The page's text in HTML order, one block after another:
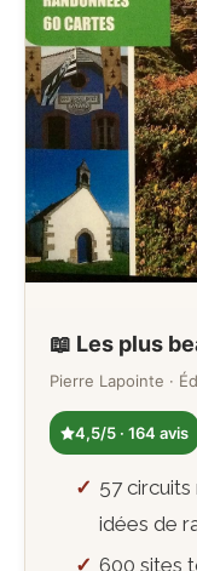
📖 Les plus
Pierre Lapointe ·
4,5/5 · 164 avis
57
idées de
600 sites